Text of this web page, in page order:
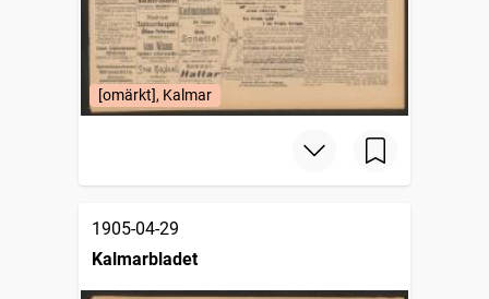
[omärkt], Kalmar
1905-04-29
Kalmarbladet